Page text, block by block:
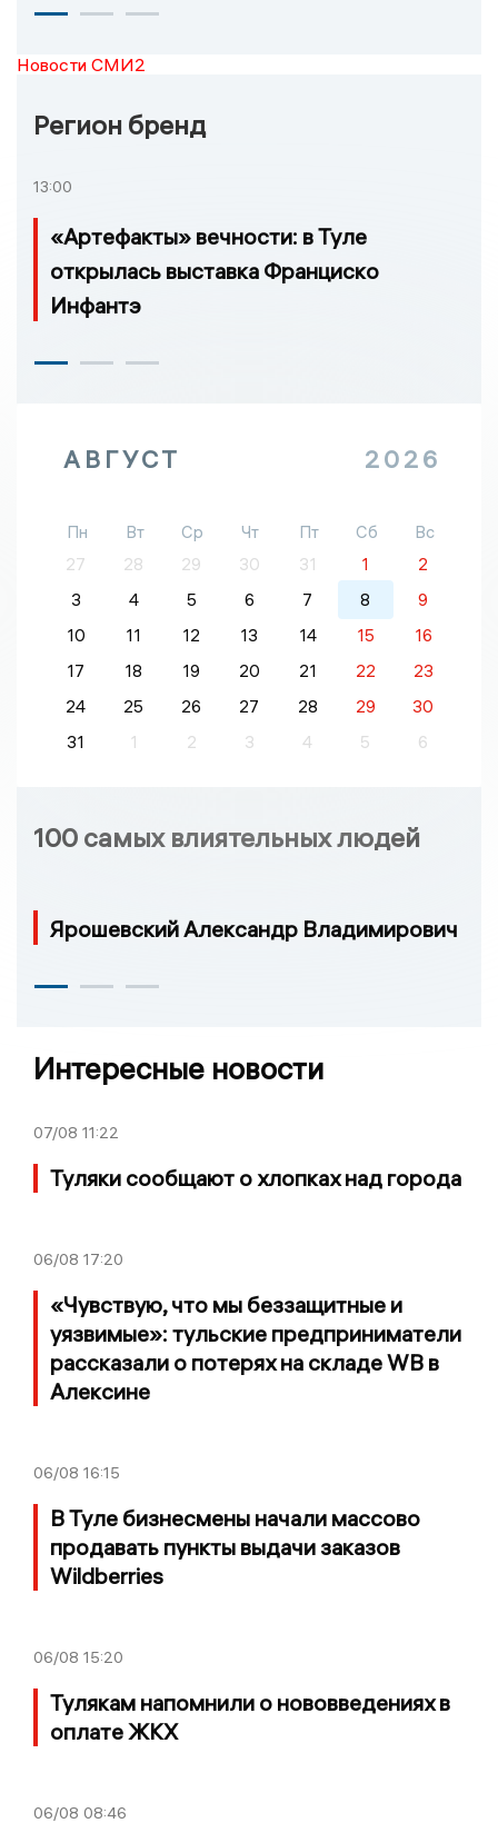
Новости СМИ2
Регион бренд
13:00
«Артефакты» вечности: в Туле
открылась выставка Франциско
Инфантэ
АВГУСТ 2026
Пн Вт Ср Чт Пт Сб
Вс
27
28 29 30 31 1
2
3
4 5 6 7 8
9
10
11 12 13 14 15
16
17
18 19 20 21 22
23
24
25 26 27 28 29
30
31
1 2 3 4 5 6
100 самых влиятельных людей
Ярошевский Александр Владимирович
Интересные новости
07/08 11:22
Туляки сообщают о хлопках над города
06/08 17:20
«Чувствую, что мы беззащитные и
уязвимые»: тульские предприниматели
рассказали о потерях на складе WB в
Алексине
06/08 16:15
В Туле бизнесмены начали массово
продавать пункты выдачи заказов
Wildberries
06/08 15:20
Тулякам напомнили о нововведениях в
оплате ЖКХ
06/08 08:46